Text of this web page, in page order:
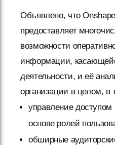
Объявлено, что
предоставляет
возможности
информации,
деятельности, и её
организации в целом, в
управление доступом
основе ролей
обширные